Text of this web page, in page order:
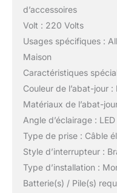
d’accessoires
Volt : 220 Volts
Usages spécifiques :
Maison
Caractéristiques
Couleur de l’abat-jour :
Matériaux de l’abat-
Angle d’éclairage : LED
Type de prise : Câble
Style d’interrupteur :
Type d’installation :
Batterie(s) / Pile(s)